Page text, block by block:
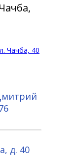
д. 40